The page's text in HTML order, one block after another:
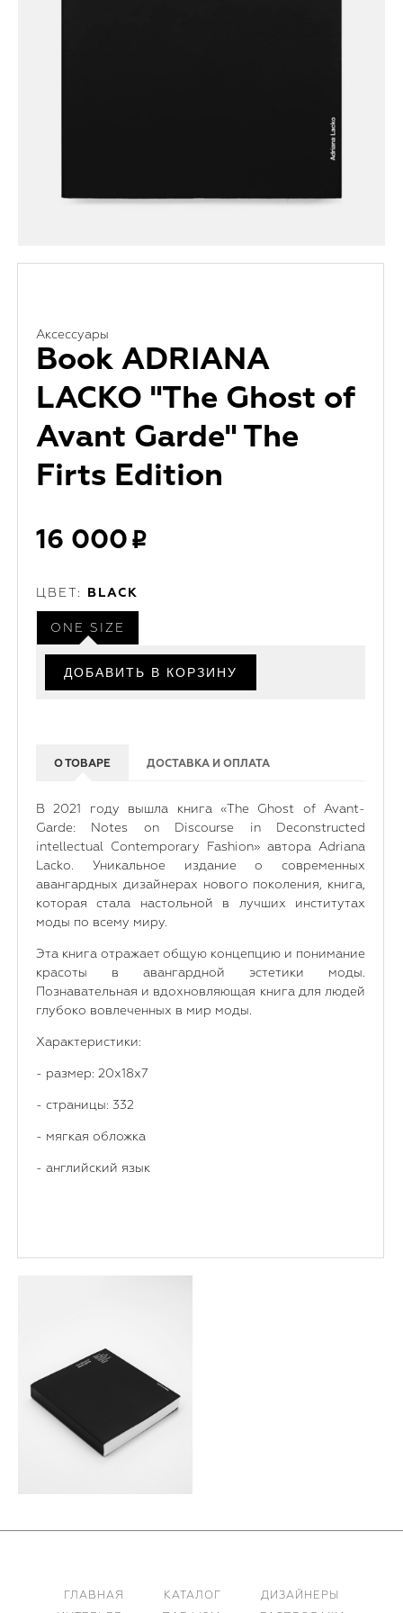
Аксессуары
Book ADRIANA
LACKO "The Ghost of
Avant Garde" The
Firts Edition
16 000
ЦВЕТ: BLACK
ONE SIZE
О ТОВАРЕ ДОСТАВКА И ОПЛАТА
В 2021 году вышла книга «The Ghost of Avant-
Garde: Notes on Discourse in Deconstructed
intellectual Contemporary Fashion» автора Adriana
Lacko. Уникальное издание о современных
авангардных дизайнерах нового поколения, книга,
которая стала настольной в лучших институтах
моды по всему миру.
Эта книга отражает общую концепцию и понимание
красоты в авангардной эстетики моды.
Познавательная и вдохновляющая книга для людей
глубоко вовлеченных в мир моды.
Характеристики:
- размер: 20х18х7
- страницы: 332
- мягкая обложка
- английский язык
ГЛАВНАЯ КАТАЛОГ
ДИЗАЙНЕРЫ